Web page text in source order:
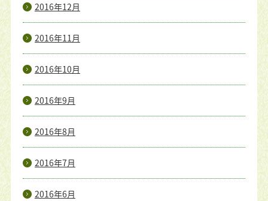
2016年12月
2016年11月
2016年10月
2016年9月
2016年8月
2016年7月
2016年6月